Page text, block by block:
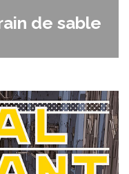
de sable